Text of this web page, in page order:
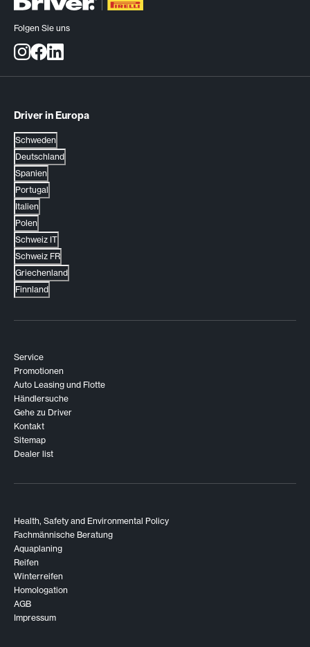
Folgen Sie uns
Driver in Europa
Schweden
Deutschland
Spanien
Portugal
Italien
Polen
Schweiz IT
Schweiz FR
Griechenland
Finnland
Service
Promotionen
Auto Leasing und Flotte
Händlersuche
Gehe zu Driver
Kontakt
Sitemap
Dealer list
Health, Safety and Environmental Policy
Fachmännische Beratung
Aquaplaning
Reifen
Winterreifen
Homologation
AGB
Impressum